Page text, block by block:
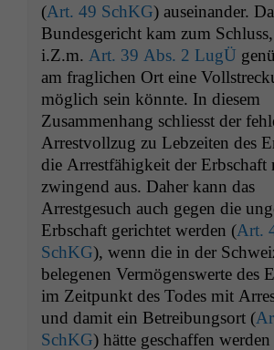
(Art. 49 SchKG) auseinander.
Bundesgericht kam zum Schluss,
i.Z.m. Art. 39 Abs. 2 LugÜ
am fraglichen Ort eine
möglich sein könnte. In diesem
Zusammenhang schliesst der
Arrestvollzug zu Lebzeiten des
die Arrestfähigkeit der Erbschaft
zwingend aus. Daher kann das
Arrestgesuch auch gegen die
Erbschaft gerichtet werden (Art.
SchKG), wenn die in der
belegenen Vermögenswerte des
im Zeitpunkt des Todes mit
und damit ein Betreibungsort (
SchKG) hätte geschaffen